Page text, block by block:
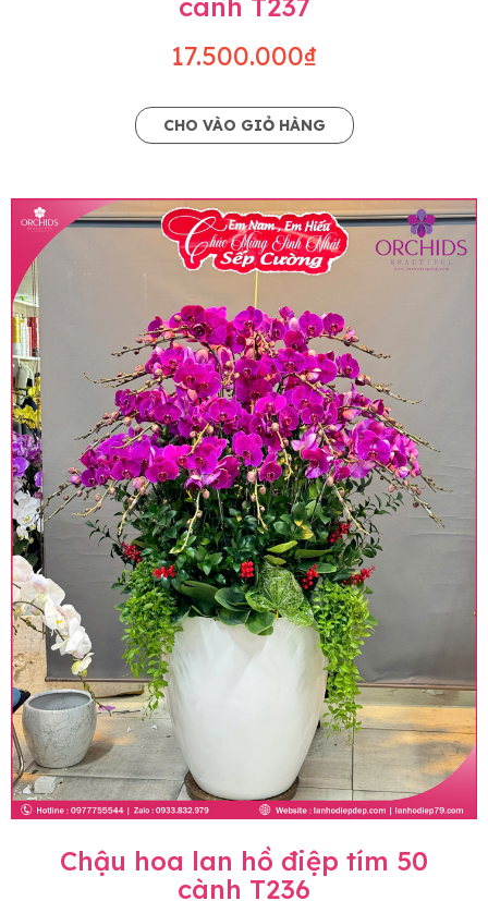
17.500.000₫
CHO VÀO GIỎ HÀNG
Chậu hoa lan hồ điệp tím 50
cành T236